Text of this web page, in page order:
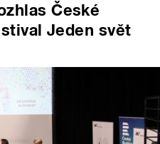
České
Jeden svět